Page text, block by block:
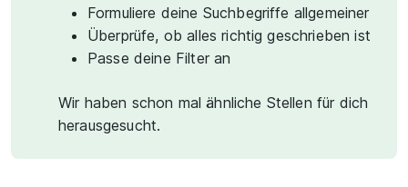
Formuliere deine Suchbegriffe allgemeiner
Überprüfe, ob alles richtig geschrieben ist
Passe deine Filter an
Wir haben schon mal ähnliche Stellen für dich
herausgesucht.